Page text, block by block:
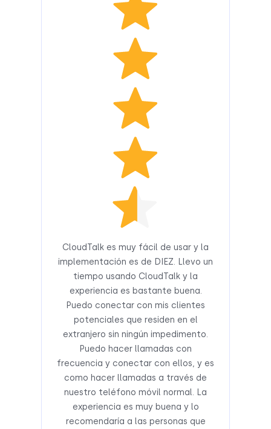
CloudTalk es muy fácil de usar y la
implementación es de DIEZ. Llevo un
tiempo usando CloudTalk y la
experiencia es bastante buena.
Puedo conectar con mis clientes
potenciales que residen en el
extranjero sin ningún impedimento.
Puedo hacer llamadas con
frecuencia y conectar con ellos, y es
como hacer llamadas a través de
nuestro teléfono móvil normal. La
experiencia es muy buena y lo
recomendaría a las personas que